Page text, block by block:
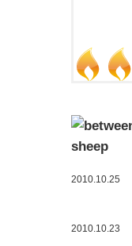
2010.10.25
2010.10.23